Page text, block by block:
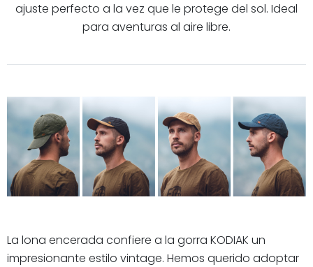
ajuste perfecto a la vez que le protege del sol. Ideal
para aventuras al aire libre.
La lona encerada confiere a la gorra KODIAK un
impresionante estilo vintage. Hemos querido adoptar